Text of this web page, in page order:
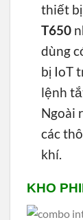
thiết
T650
dùng
bị IoT
lệnh
Ngoài
các
khí.
KHO